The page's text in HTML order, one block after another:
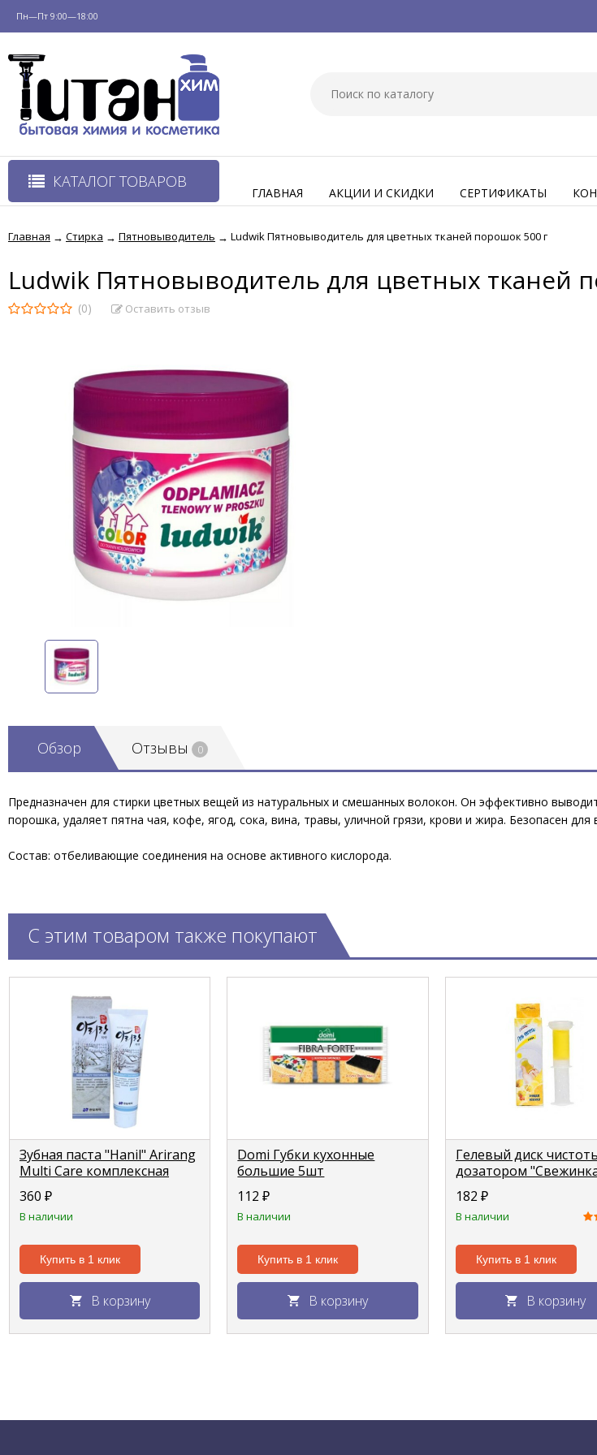
Пн—Пт 9:00—18:00
КАТАЛОГ ТОВАРОВ
ГЛАВНАЯ АКЦИИ И СКИДКИ СЕРТИФИКАТЫ
Главная → Стирка → Пятновыводитель → Ludwik Пятновыводитель для цветных тканей порошок 500 г
Ludwik Пятновыводитель для цветных тканей
(0) Оставить отзыв
Обзор Отзывы 0
Предназначен для стирки цветных вещей из натуральных и смешанных волокон. Он эффективно
порошка, удаляет пятна чая, кофе, ягод, сока, вина, травы, уличной грязи, крови и жира. Безопасен
Состав: отбеливающие соединения на основе активного кислорода.
С этим товаром также покупают
Зубная паста "Hanil" Arirang
Multi Care комплексная
защита 150г
360 ₽
В наличии
Купить в 1 клик
В корзину
Domi Губки кухонные
большие 5шт
112₽
В наличии
Купить в 1 клик
В корзину
Гелевый диск
дозатором
лимон, 6шт
182 ₽
В наличии
Купить в 1 клик
В корзину